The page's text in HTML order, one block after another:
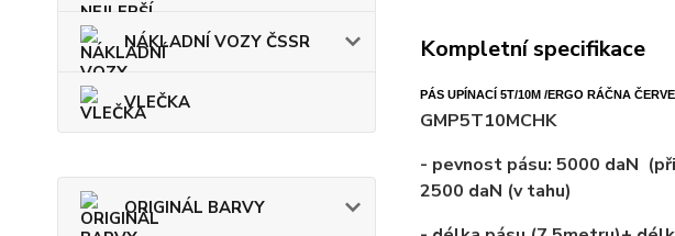
NÁKLADNÍ VOZY ČSSR
VLEČKA
ORIGINÁL BARVY
Kompletní specifikace
PÁS UPÍNACÍ 5T/10M /ERGO RÁČNA
GMP5T10MCHK
- pevnost pásu: 5000 daN
2500 daN (v tahu)